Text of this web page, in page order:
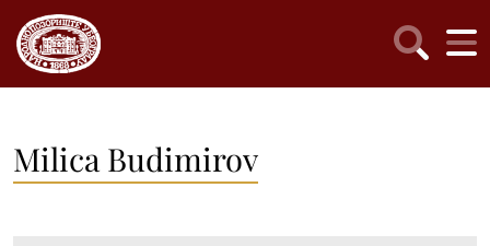
Milica Budimirov